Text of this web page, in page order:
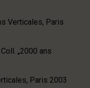
Verticales, Paris
„2000 ans
Paris 2003